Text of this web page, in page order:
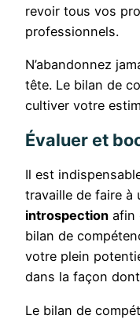
revoir tous vos
professionnels.
N’abandonnez
tête. Le bilan de
cultiver votre
Évaluer et
Il est
travaille de faire à
introspection afin
bilan de
votre plein
dans la façon
Le bilan de